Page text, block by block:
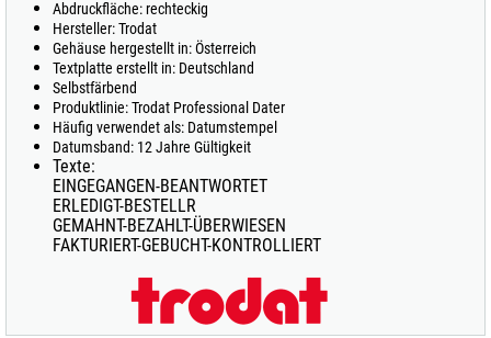
Abdruckfläche: rechteckig
Hersteller: Trodat
Gehäuse hergestellt in: Österreich
Textplatte erstellt in: Deutschland
Selbstfärbend
Produktlinie: Trodat Professional Dater
Häufig verwendet als: Datumstempel
Datumsband: 12 Jahre Gültigkeit
Texte:
EINGEGANGEN-BEANTWORTET
ERLEDIGT-BESTELLR
GEMAHNT-BEZAHLT-ÜBERWIESEN
FAKTURIERT-GEBUCHT-KONTROLLIERT